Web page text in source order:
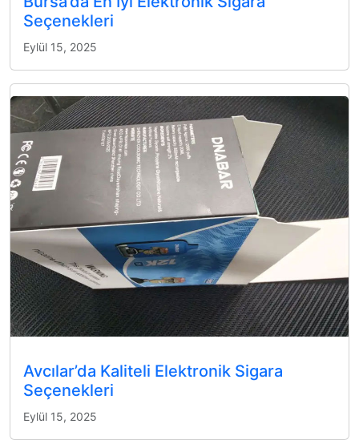
Seçenekleri
Eylül 15, 2025
Avcılar’da Kaliteli Elektronik Sigara
Seçenekleri
Eylül 15, 2025